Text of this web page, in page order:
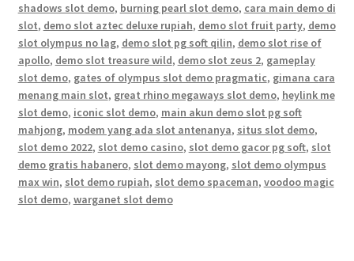
shadows slot demo, burning pearl slot demo, cara main demo di
slot, demo slot aztec deluxe rupiah, demo slot fruit party, demo
slot olympus no lag, demo slot pg soft qilin, demo slot rise of
apollo, demo slot treasure wild, demo slot zeus 2, gameplay
slot demo, gates of olympus slot demo pragmatic, gimana cara
menang main slot, great rhino megaways slot demo, heylink me
slot demo, iconic slot demo, main akun demo slot pg soft
mahjong, modem yang ada slot antenanya, situs slot demo,
slot demo 2022, slot demo casino, slot demo gacor pg soft, slot
demo gratis habanero, slot demo mayong, slot demo olympus
max win, slot demo rupiah, slot demo spaceman, voodoo magic
slot demo, warganet slot demo